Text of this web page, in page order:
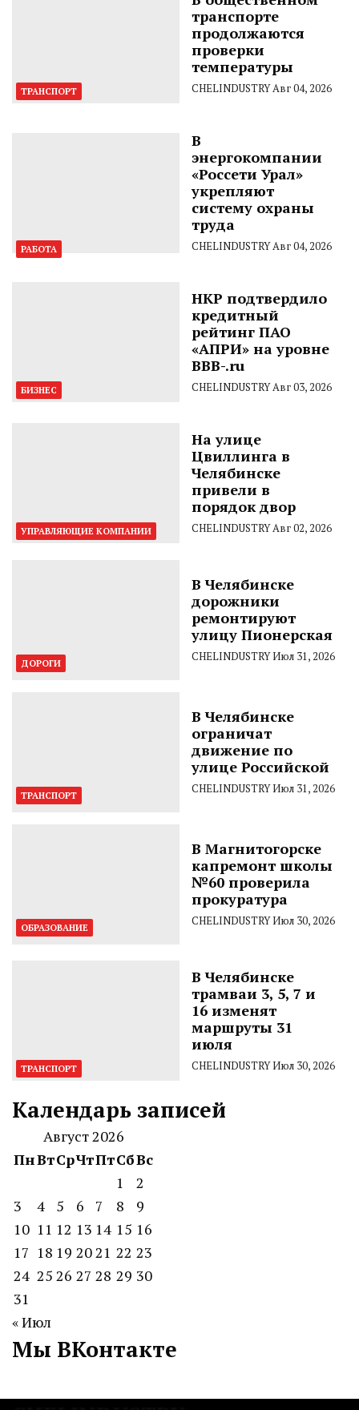
ТРАНСПОРТ
транспорте
продолжаются
проверки
температуры
CHELINDUSTRYАвг 04, 2026
РАБОТА
В
энергокомпании
«Россети Урал»
укрепляют
систему охраны
труда
CHELINDUSTRYАвг 04, 2026
БИЗНЕС
НКР подтвердило
кредитный
рейтинг ПАО
«АПРИ» на уровне
BBB-.ru
CHELINDUSTRYАвг 03, 2026
УПРАВЛЯЮЩИЕ КОМПАНИИ
На улице
Цвиллинга в
Челябинске
привели в
порядок двор
CHELINDUSTRYАвг 02, 2026
ДОРОГИ
В Челябинске
дорожники
ремонтируют
улицу Пионерская
CHELINDUSTRYИюл 31, 2026
ТРАНСПОРТ
В Челябинске
ограничат
движение по
улице Российской
CHELINDUSTRYИюл 31, 2026
ОБРАЗОВАНИЕ
В Магнитогорске
капремонт школы
№60 проверила
прокуратура
CHELINDUSTRYИюл 30, 2026
ТРАНСПОРТ
В Челябинске
трамваи 3, 5, 7 и
16 изменят
маршруты 31
июля
CHELINDUSTRYИюл 30, 2026
Календарь записей
Август 2026
ПнВтСрЧтПтСбВс
1
2
3
4 5 6 7 8
9
10 11 12 13 14 15 16
17 18 19 2021 22 23
24 25 26 27 28 29 30
31
« Июл
Мы ВКонтакте